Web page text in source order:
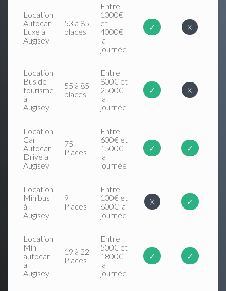
Location
Autocar
Luxe à
Augisey
53 à 85
places
Entre
1000€
et
4000€
la
journée
✓ X
Location
Bus de
tourisme
à
Augisey
55 à 85
places
Entre
800€ et
2500€
la
journée
✓ X
Location
Car
Autocar-
Drive à
Augisey
75
Places
Entre
600€ et
1500€
la
journée
✓ ✓
Location
Minibus
à
Augisey
9
Places
Entre
100€ et
600€ la
journée
X ✓
Location
Mini
autocar
à
Augisey
19 à 22
Places
Entre
500€ et
1800€
la
journée
✓ ✓